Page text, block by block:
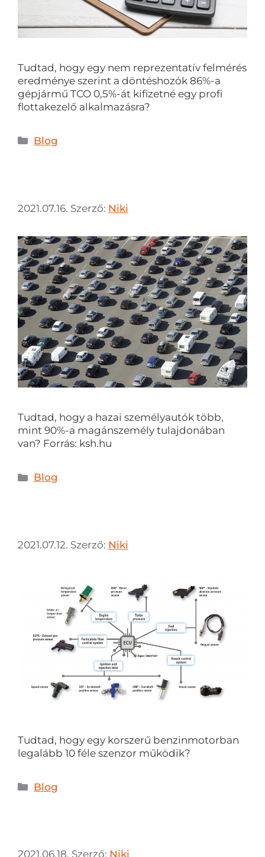
Tudtad, hogy egy nem reprezentatív felmérés
eredménye szerint a döntéshozók 86%-a
gépjármű TCO 0,5%-át kifizetné egy profi
flottakezelő alkalmazásra?
Blog
2021.07.16. Szerző: Niki
Tudtad, hogy a hazai személyautók több,
mint 90%-a magánszemély tulajdonában
van? Forrás: ksh.hu
Blog
2021.07.12. Szerző: Niki
Tudtad, hogy egy korszerű benzinmotorban
legalább 10 féle szenzor működik?
Blog
2021.06.18. Szerző: Niki